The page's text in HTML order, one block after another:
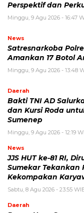
Perspektif dan
Minggu, 9 Agu 2026 - 16:47
News
Satresnarkoba
Amankan 17 Botol
Minggu, 9 Agu 2026 - 13:48
Daerah
Bakti TNI AD
dan Kursi Roda
Sumenep
Minggu, 9 Agu 2026 - 12:19
News
JJS HUT ke-81 RI,
Sumekar Tekankan
Kekompakan
Sabtu, 8 Agu 2026 - 23:55
Daerah